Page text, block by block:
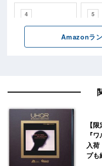
【
『
入
プ